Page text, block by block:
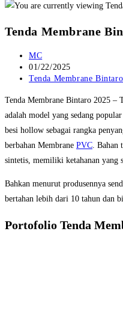
Tenda Membrane
Post
author:
MC
Post
published:
01/22/2025
Post
Tenda Membrane
Tenda Membrane Bintaro 2025 –
adalah model yang sedang
besi hollow sebagai rangka
berbahan Membrane PVC. Bahan
sintetis, memiliki ketahanan yang
Bahkan menurut produsennya
bertahan lebih dari 10 tahun dan
Portofolio Tenda